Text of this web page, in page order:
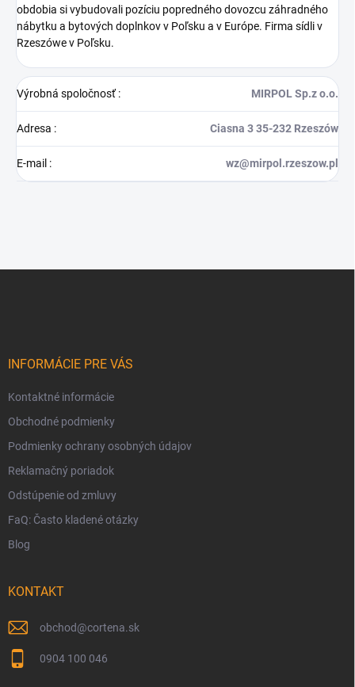
obdobia si vybudovali pozíciu popredného dovozcu záhradného
nábytku a bytových doplnkov v Poľsku a v Európe. Firma sídli v
Rzeszówe v Poľsku.
Výrobná spoločnosť: MIRPOL Sp.z o.o.
Adresa : Ciasna 3 35-232 Rzeszów
E-mail : wz@mirpol.rzeszow.pl
INFORMÁCIE PRE VÁS
Kontaktné informácie
Obchodné podmienky
Podmienky ochrany osobných údajov
Reklamačný poriadok
Odstúpenie od zmluvy
FaQ: Často kladené otázky
Blog
KONTAKT
obchod@cortena.sk
0904 100 046